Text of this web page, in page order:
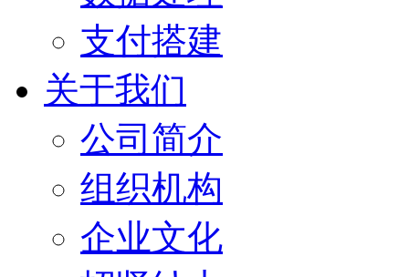
支付搭建
关于我们
公司简介
组织机构
企业文化